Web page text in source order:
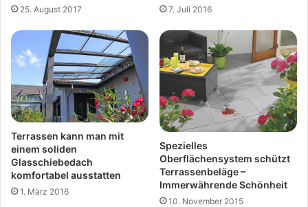
25. August 2017 7. Juli 2016
Terrassen kann man mit
einem soliden
Glasschiebedach
komfortabel ausstatten
1. März 2016
Spezielles
Oberflächensystem schützt
Terrassenbeläge –
Immerwährende Schönheit
10. November 2015